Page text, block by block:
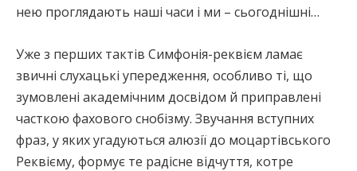
нею проглядають наші часи і ми – сьогоднішні…
Уже з перших тактів Симфонія-реквієм ламає
звичні слухацькі упередження, особливо ті, що
зумовлені академічним досвідом й приправлені
часткою фахового снобізму. Звучання вступних
фраз, у яких угадуються алюзії до моцартівського
Реквієму, формує те радісне відчуття, котре